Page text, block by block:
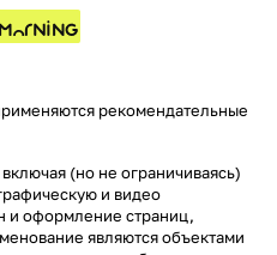
рекомендательные
(но не ограничиваясь)
и видео
и оформление страниц,
являются объектами